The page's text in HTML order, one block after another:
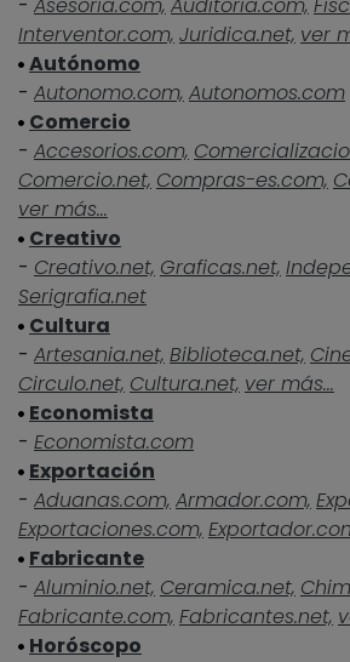
Interventor.com, Juridica.net, ver
Autónomo
- Autonomo.com, Autonomos.com
Comercio
- Accesorios.com,
Comercio.net, Compras-es.com,
ver más...
Creativo
- Creativo.net, Graficas.net,
Serigrafia.net
Cultura
- Artesania.net, Biblioteca.net,
Circulo.net, Cultura.net, ver más...
Economista
- Economista.com
Exportación
- Aduanas.com, Armador.com,
Exportaciones.com,
Fabricante
- Aluminio.net, Ceramica.net,
Fabricante.com, Fabricantes.net,
Horóscopo